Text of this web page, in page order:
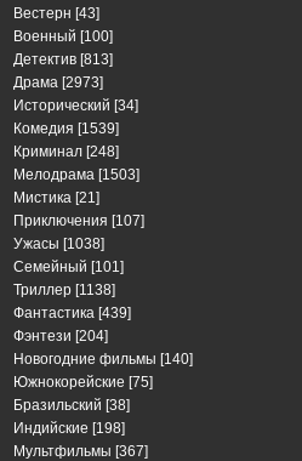
Вестерн [43]
Военный [100]
Детектив [813]
Драма [2973]
Исторический [34]
Комедия [1539]
Криминал [248]
Мелодрама [1503]
Мистика [21]
Приключения [107]
Ужасы [1038]
Семейный [101]
Триллер [1138]
Фантастика [439]
Фэнтези [204]
Новогодние фильмы [140]
Южнокорейские [75]
Бразильский [38]
Индийские [198]
Мультфильмы [367]